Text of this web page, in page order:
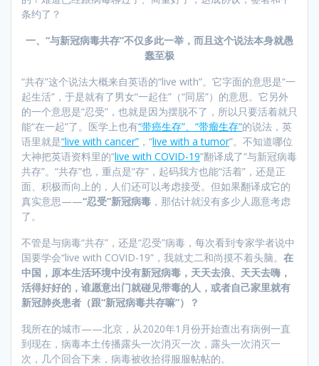
条约了？
一、 “与新冠病毒共存”不仅多此一举，而且这个说法本身就愚
蠢至极
“共存”这个说法大概来自英语的“live with”。它字面的意思是“一
起生活”，于是就有了男女“一起住”（“同居”）的意思。它另外
的一个意思是“忍受”，也就是因为摆脱不了，所以只要活着就只
能“在一起”了。医学上也有“带癌生存”、“带瘤生存”的说法，英
语里就是“live with cancer” ，“live with a tumor”。不知道哪位
大神把英语资料里的“live with COVID-19”翻译成了“与新冠病毒
共存”。“共存”也，重点是“存”，起码我方也能“活着”，还是正
面、积极而向上的，人们还可以考虑接受。但如果翻译成它的
真实意思——“忍受”新冠病毒 ，那估计就没有多少人愿意考虑
了。
不管是与病毒“共存”，还是“忍受”病毒，每次看到专家学者说中
国要学会“live with COVID-19”，我就丈二和尚摸不着头脑。 在
中国，原本生活环境中没有新冠病毒，天天去浪、天天去嗨，
活得好好的，谁愿意出门就碰见带毒的人，或者自己家里就有
新冠肺炎患者（跟“新冠病毒共存嘛”）？
我所在的城市——北京，从2020年1月份开始查出有病例一直
到现在，病毒本土传播露头一次消灭一次，露头一次消灭一
次，几个回合下来，病毒被收拾得服服帖帖的。